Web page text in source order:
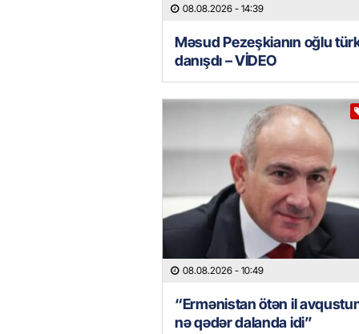
08.08.2026 - 14:39
Məsud Pezeşkianın oğlu
danışdı – VİDEO
08.08.2026 - 10:49
“Ermənistan ötən il
nə qədər dalanda idi”